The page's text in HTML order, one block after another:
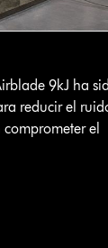
9kJ ha
reducir el
el